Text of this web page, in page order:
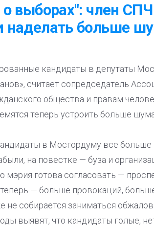
выборах": член
наделать больше
кандидаты в депутаты
считает сопредседатель
общества и правам
теперь устроить больше
в Мосгордуму все больше
на повестке — буза и
мэрия готова согласовать —
— больше провокаций,
не собирается заниматься
выявят, что кандидаты голые,